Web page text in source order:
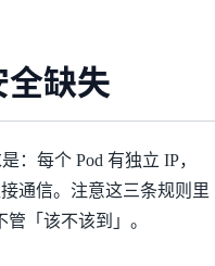
全缺失
：每个 Pod 有独立 IP，
通信。注意这三条规则里
「该不该到」。